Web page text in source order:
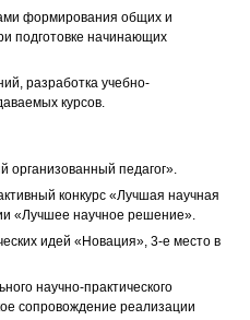
формирования общих и
подготовке начинающих
разработка учебно-
курсов.
педагог».
конкурс «Лучшая научная
«Лучшее научное решение».
идей «Новация», 3-е место в
научно-практического
сопровождение реализации